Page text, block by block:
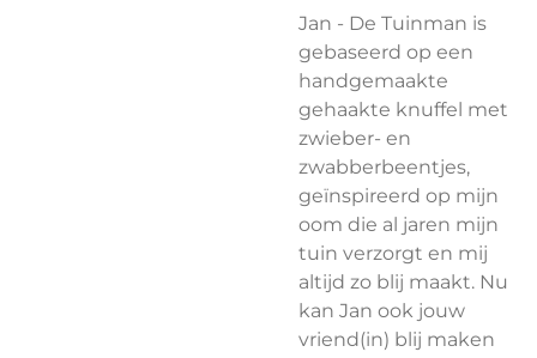
Jan - De Tuinman is
gebaseerd op een
handgemaakte
gehaakte knuffel met
zwieber- en
zwabberbeentjes,
geïnspireerd op mijn
oom die al jaren mijn
tuin verzorgt en mij
altijd zo blij maakt. Nu
kan Jan ook jouw
vriend(in) blij maken